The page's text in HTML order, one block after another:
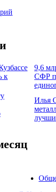
к
9,6
СФР
Илья